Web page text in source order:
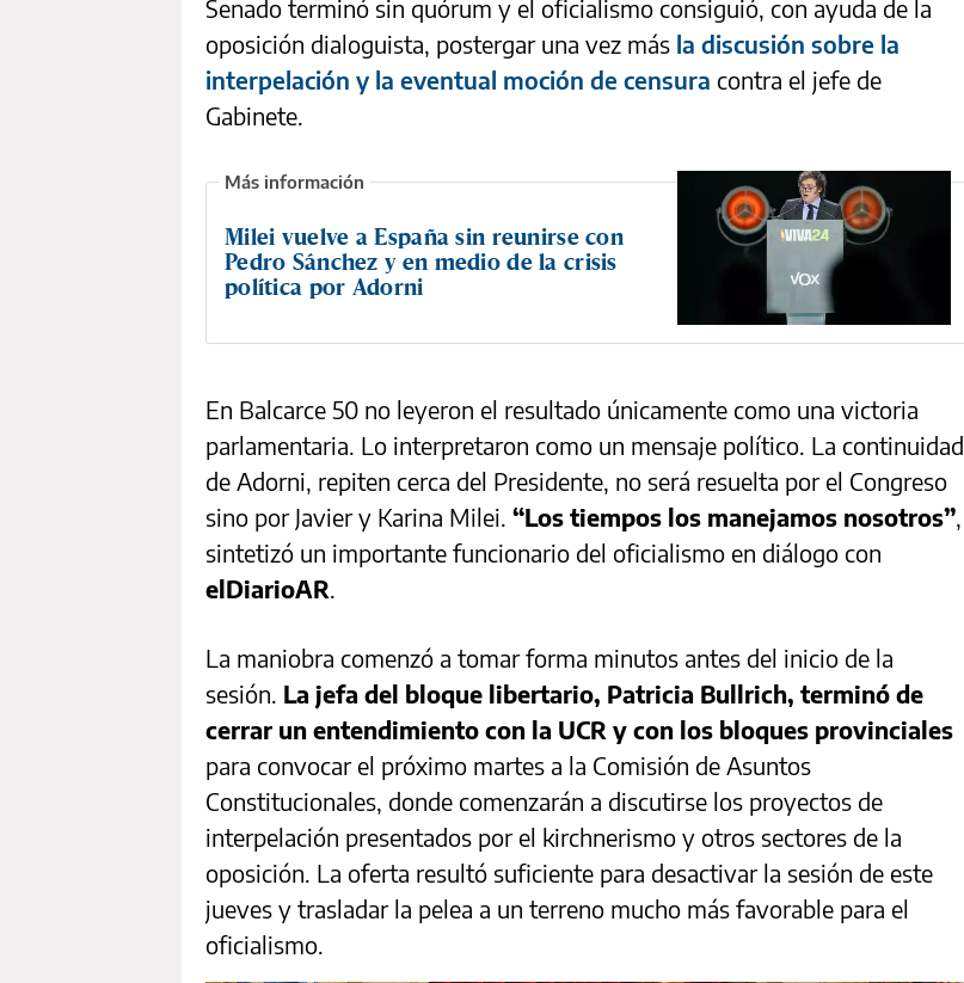
Senado terminó sin quórum y el oficialismo consiguió, con ayuda de la
oposición dialoguista, postergar una vez más la discusión sobre la
interpelación y la eventual moción de censura contra el jefe de
Gabinete.
Milei vuelve a España sin reunirse con
Pedro Sánchez y en medio de la crisis
política por Adorni
En Balcarce 50 no leyeron el resultado únicamente como una victoria
parlamentaria. Lo interpretaron como un mensaje político. La continuidad
de Adorni, repiten cerca del Presidente, no será resuelta por el Congreso
sino por Javier y Karina Milei. “Los tiempos los manejamos nosotros”,
sintetizó un importante funcionario del oficialismo en diálogo con
elDiarioAR.
La maniobra comenzó a tomar forma minutos antes del inicio de la
sesión. La jefa del bloque libertario, Patricia Bullrich, terminó de
cerrar un entendimiento con la UCR y con los bloques provinciales
para convocar el próximo martes a la Comisión de Asuntos
Constitucionales, donde comenzarán a discutirse los proyectos de
interpelación presentados por el kirchnerismo y otros sectores de la
oposición. La oferta resultó suficiente para desactivar la sesión de este
jueves y trasladar la pelea a un terreno mucho más favorable para el
oficialismo.